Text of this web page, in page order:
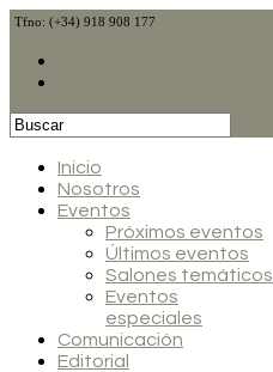
Tfno: (+34) 918 908 177
Inicio
Nosotros
Eventos
Próximos eventos
Últimos eventos
Salones temáticos
Eventos
especiales
Comunicación
Editorial